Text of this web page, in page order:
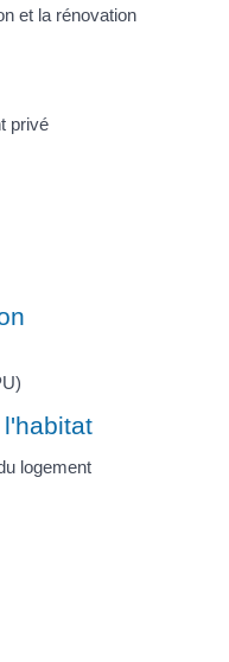
et la rénovation
privé
logement